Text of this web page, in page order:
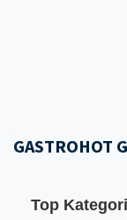
GASTROHOT
Top